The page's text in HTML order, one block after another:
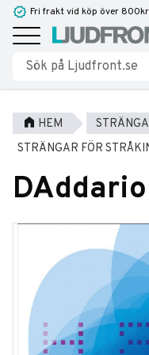
Meny
Fri frakt vid köp över 800kr
HEM
STRÄNGAR FÖR